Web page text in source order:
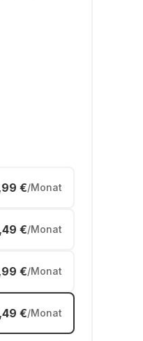
€/Monat
€/Monat
€/Monat
€/Monat